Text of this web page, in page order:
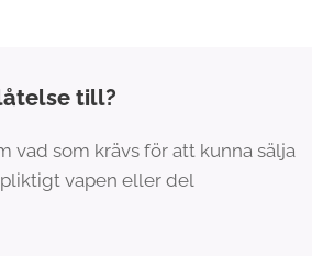
till?
vad som krävs för att kunna sälja
vapen eller del